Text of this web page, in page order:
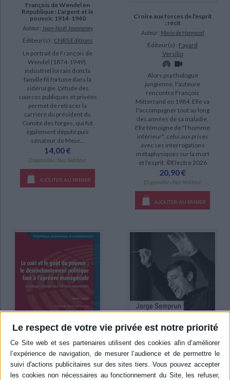
Le respect de votre vie privée est notre priorité
François de Wendel en
République : L'argent et le
pouvoir, 1914-1940
Auteur : Jean-Noël Jeanneney
Éditeur(s) : CNRS Editions
Le portrait de François de
Wendel (1874-1949),
industriel lorrain dont la
famille fit fortune dans la
sidérurgie. L'étude des
sources publiques et privées
permet de retracer la
carrière du président du
Comité des forges, qui fut
également député puis
sénateur de Meur...
14,00 €
Disponible chez l'éditeur
AJOUTER AU PANIER
Croire aux forces de l'esprit
: récit
Auteur : Marie de Hennezel
Éditeur(s) : Fayard
Versilio
Alors psychologue
jungienne, l'auteure
rencontre François
Mitterrand en 1984. Elle va
l'accompagner tout au long
des années de sa maladie.
Elle témoigne de "l'homme
intérieur", celui aux prises
avec ses interrogations
métaphysiques sur la mort
et l'esprit. ©Electre 2026
20,90 €
Disponible chez l'éditeur
AJOUTER AU PANIER
Le coût et le goût du
pouvoir : le